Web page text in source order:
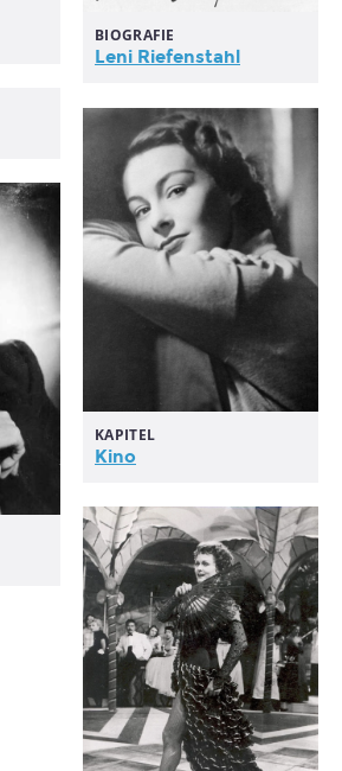
BIOGRAFIE
Leni Riefenstahl
KAPITEL
Kino